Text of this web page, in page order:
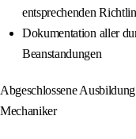
entsprechenden
Dokumentation aller
Beanstandungen
Abgeschlossene
Mechaniker